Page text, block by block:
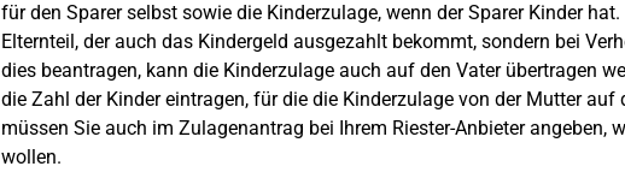
für den Sparer selbst sowie die Kinderzulage, wenn der Sparer Kinder
Elternteil, der auch das Kindergeld ausgezahlt bekommt, sondern bei
dies beantragen, kann die Kinderzulage auch auf den Vater übertragen
die Zahl der Kinder eintragen, für die die Kinderzulage von der Mutter auf
müssen Sie auch im Zulagenantrag bei Ihrem Riester-Anbieter angeben,
wollen.